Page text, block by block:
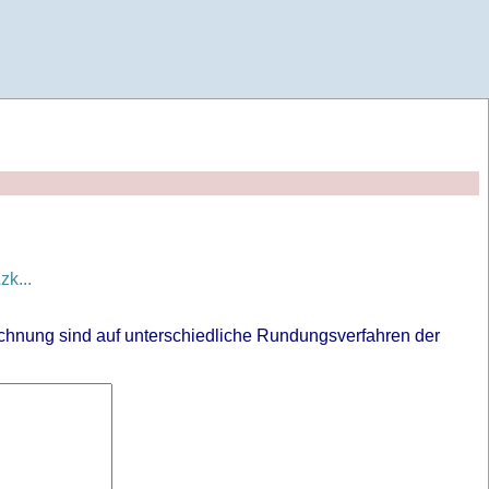
sind auf unterschiedliche Rundungsverfahren der